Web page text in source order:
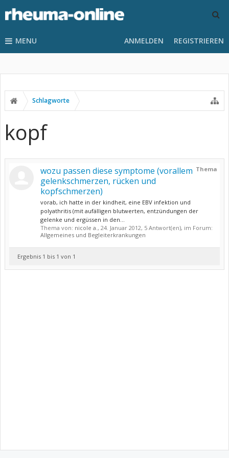
MENU ANMELDEN REGISTRIEREN
Schlagworte
kopf
Thema
wozu passen diese symptome (vorallem
gelenkschmerzen, rücken und
kopfschmerzen)
vorab, ich hatte in der kindheit, eine EBV infektion und
polyathritis (mit aufälligen blutwerten, entzündungen der
gelenke und ergüssen in den...
Thema von: nicole a., 24. Januar 2012, 5 Antwort(en), im Forum:
Allgemeines und Begleiterkrankungen
Ergebnis 1 bis 1 von 1